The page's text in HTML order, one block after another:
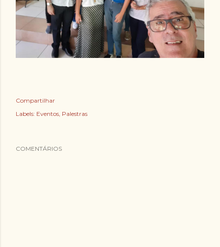
Compartilhar
Labels: Eventos Palestras
COMENTÁRIOS